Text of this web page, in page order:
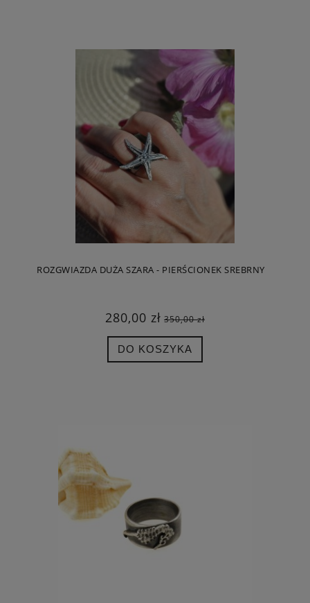
ROZGWIAZDA DUŻA SZARA - PIERŚCIONEK SREBRNY
280,00 zł 350,00 zł
DO KOSZYKA